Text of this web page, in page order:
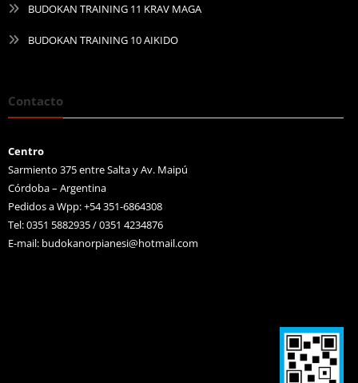
BUDOKAN TRAINING 11 KRAV MAGA
BUDOKAN TRAINING 10 AIKIDO
Contacto
Centro
Sarmiento 375 entre Salta y Av. Maipú
Córdoba – Argentina
Pedidos a Wpp: +54 351-6864308
Tel: 0351 5882935 / 0351 4234876
E-mail: budokanorpianesi@hotmail.com